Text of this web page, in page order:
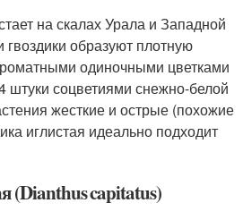
на скалах Урала и Западной
образуют плотную
одиночными цветками
штуки соцветиями снежно-белой
жесткие и острые (похожие
иглистая идеально подходит
(Dianthus capitatus)